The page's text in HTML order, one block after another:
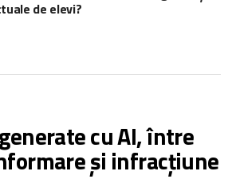
de elevi?
cu AI, între
și infracțiune